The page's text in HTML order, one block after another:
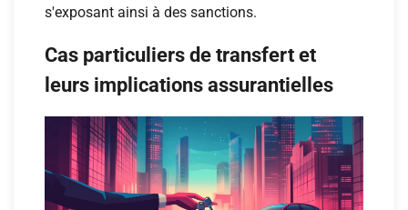
s'exposant ainsi à des sanctions.
Cas particuliers de transfert et
leurs implications assurantielles